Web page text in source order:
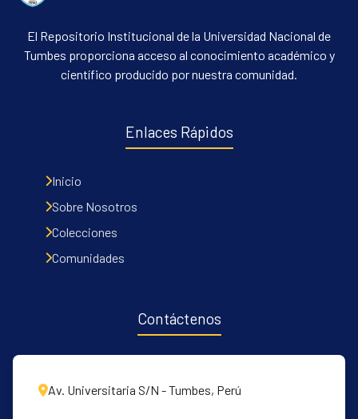
El Repositorio Institucional de la Universidad Nacional de
Tumbes proporciona acceso al conocimiento académico y
científico producido por nuestra comunidad.
Enlaces Rápidos
Inicio
Sobre Nosotros
Colecciones
Comunidades
Contáctenos
Av. Universitaria S/N - Tumbes, Perú